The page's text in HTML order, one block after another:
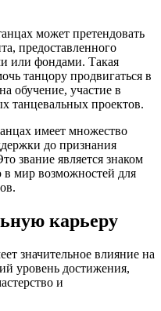
может претендовать
предоставленного
или фондами. Такая
танцору продвигаться в
обучение, участие в
танцевальных проектов.
имеет множество
до признания
звание является знаком
в мир возможностей для
карьеру
значительное влияние на
уровень достижения,
и